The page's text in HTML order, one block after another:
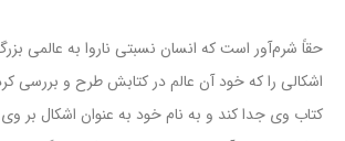
حقاً شرم‌آور است که انسان نسبتی ناروا به عالمی
اشکالی را که خود آن عالم در کتابش طرح و بررسی
کتاب وی جدا کند و به نام خود به عنوان اشکال بر